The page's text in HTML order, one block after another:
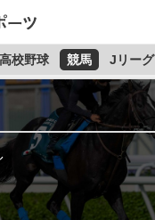
高校野球 競馬 Jリーグ